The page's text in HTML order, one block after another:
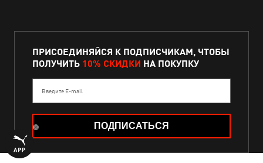
ПРИСОЕДИНЯЙСЯ К ПОДПИСЧИКАМ, ЧТОБЫ
ПОЛУЧИТЬ 10% СКИДКИ НА ПОКУПКУ
Введите E-mail
ПОДПИСАТЬСЯ